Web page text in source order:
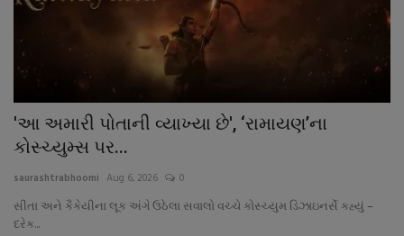
'આ અમારી પોતાની વ્યાખ્યા છે', ‘રામાયણ’ના
કોસ્ચ્યુમ્સ પર...
saurashtrabhoomi Aug 6, 2026 0
સીતા અને કૈકેયીના લૂક અંગે ઉઠેલા સવાલો વચ્ચે કોસ્ચ્યુમ ડિઝાઇનર્સે કહ્યું –
દરેક...